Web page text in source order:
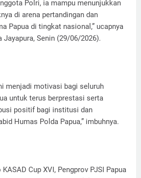
Polri, ia mampu menunjukkan
di arena pertandingan dan
Papua di tingkat nasional,” ucapnya
Senin (29/06/2026).
menjadi motivasi bagi seluruh
untuk terus berprestasi serta
positif bagi institusi dan
Humas Polda Papua,” imbuhnya.
Cup XVI, Pengprov PJSI Papua